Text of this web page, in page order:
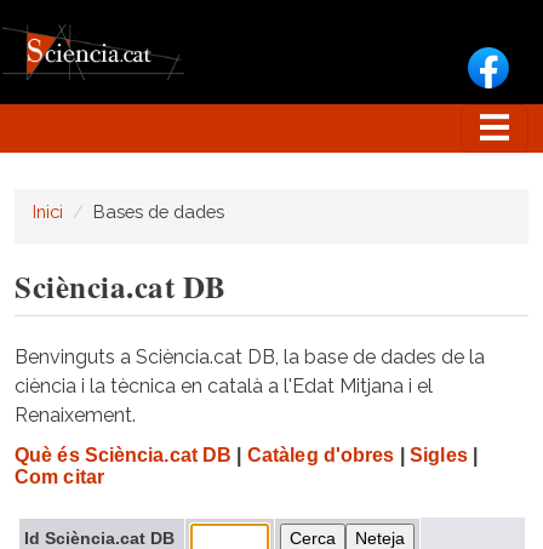
Inici Bases de dades
Sciència.cat DB
Benvinguts a Sciència.cat DB, la base de dades de la
ciència i la tècnica en català a l'Edat Mitjana i el
Renaixement.
Què és Sciència.cat DB Catàleg d'obres Sigles|
Com citar
Id Sciència.cat DB